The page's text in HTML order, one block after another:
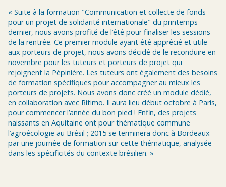
« Suite à la formation "Communication et collecte de fonds
pour un projet de solidarité internationale" du printemps
dernier, nous avons profité de l’été pour finaliser les sessions
de la rentrée. Ce premier module ayant été apprécié et utile
aux porteurs de projet, nous avons décidé de le reconduire en
novembre pour les tuteurs et porteurs de projet qui
rejoignent la Pépinière. Les tuteurs ont également des besoins
de formation spécifiques pour accompagner au mieux les
porteurs de projets. Nous avons donc créé un module dédié,
en collaboration avec Ritimo. Il aura lieu début octobre à Paris,
pour commencer l’année du bon pied ! Enfin, des projets
naissants en Aquitaine ont pour thématique commune
l’agroécologie au Brésil ; 2015 se terminera donc à Bordeaux
par une journée de formation sur cette thématique, analysée
dans les spécificités du contexte brésilien. »